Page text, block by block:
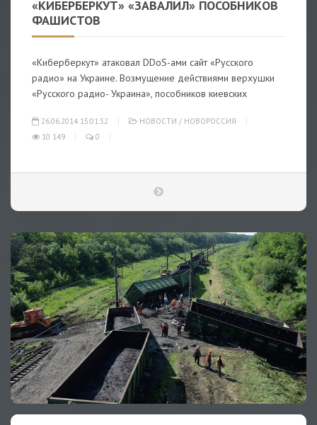
«КИБЕРБЕРКУТ» «ЗАВАЛИЛ» ПОСОБНИКОВ
ФАШИСТОВ
«Киберберкут» атаковал DDoS-ами сайт «Русского
радио» на Украине. Возмущение действиями верхушки
«Русского радио- Украина», пособников киевских
26.06.2014 15:01:32 НОВОСТИ / НОВОРОССИЯ
10 149
0